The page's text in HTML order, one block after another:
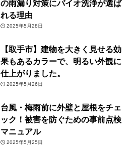
の雨漏り対策にバイオ洗浄が選ば
れる理由
2025年5月28日
【取手市】建物を大きく見せる効
果もあるカラーで、明るい外観に
仕上がりました。
2025年5月26日
台風・梅雨前に外壁と屋根をチェ
ック！被害を防ぐための事前点検
マニュアル
2025年5月25日